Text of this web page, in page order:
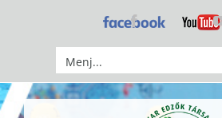
Facebook
Menj...